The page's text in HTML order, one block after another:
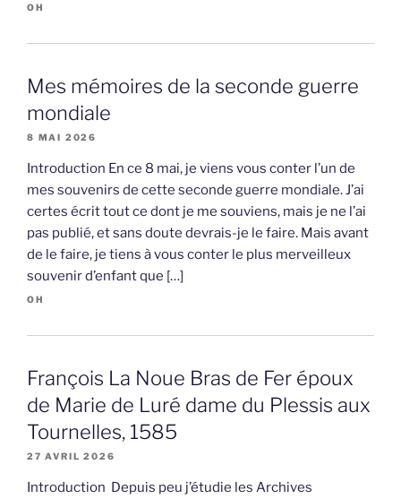
OH
Mes mémoires de la seconde guerre
mondiale
8 MAI 2026
Introduction En ce 8 mai, je viens vous conter l’un de
mes souvenirs de cette seconde guerre mondiale. J’ai
certes écrit tout ce dont je me souviens, mais je ne l’ai
pas publié, et sans doute devrais-je le faire. Mais avant
de le faire, je tiens à vous conter le plus merveilleux
souvenir d’enfant que […]
OH
François La Noue Bras de Fer époux
de Marie de Luré dame du Plessis aux
Tournelles, 1585
27 AVRIL 2026
Introduction Depuis peu j’étudie les Archives